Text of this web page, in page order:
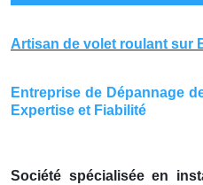
Artisan de volet roulant sur
Entreprise de Dépannage
Expertise et Fiabilité
Société spécialisée en